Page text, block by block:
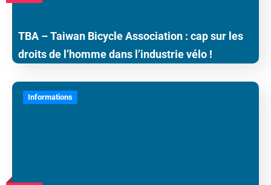
TBA – Taiwan Bicycle Association : cap sur les
droits de l’homme dans l’industrie vélo !
Informations